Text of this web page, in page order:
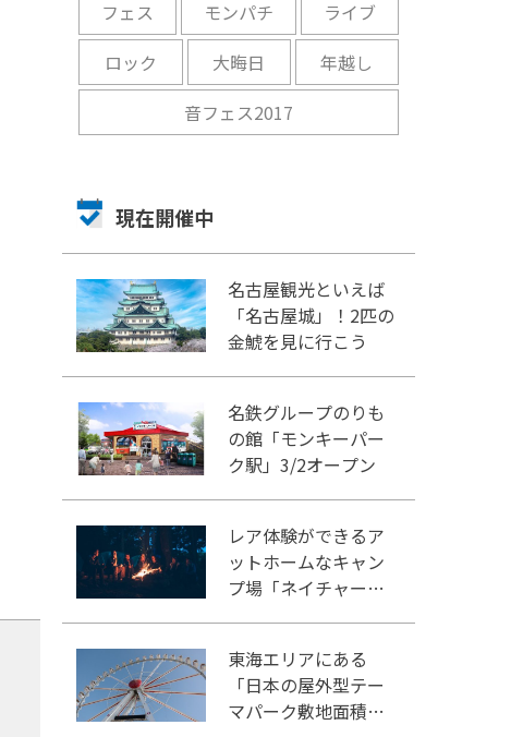
フェス
モンパチ
ライブ
ロック
大晦日
年越し
音フェス2017
現在開催中
名古屋観光といえば
「名古屋城」！2匹の
金鯱を見に行こう
名鉄グループのりも
の館「モンキーパー
ク駅」3/2オープン
レア体験ができるア
ットホームなキャン
プ場「ネイチャーラ
東海エリアにある
「日本の屋外型テー
マパーク敷地面積ラ